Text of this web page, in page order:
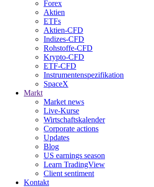
Forex
Aktien
ETFs
Aktien-CFD
Indizes-CFD
Rohstoffe-CFD
Krypto-CFD
ETF-CFD
Instrumentenspezifikation
SpaceX
Markt
Market news
Live-Kurse
Wirtschaftskalender
Corporate actions
Updates
Blog
US earnings season
Learn TradingView
Client sentiment
Kontakt